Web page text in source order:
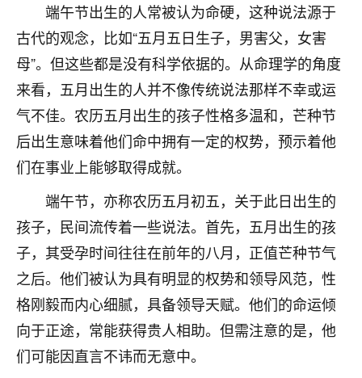
端午节出生的人常被认为命硬，这种说法源于
古代的观念，比如“五月五日生子，男害父，女害
母”。但这些都是没有科学依据的。从命理学的角度
来看，五月出生的人并不像传统说法那样不幸或运
气不佳。农历五月出生的孩子性格多温和，芒种节
后出生意味着他们命中拥有一定的权势，预示着他
们在事业上能够取得成就。
端午节，亦称农历五月初五，关于此日出生的
孩子，民间流传着一些说法。首先，五月出生的孩
子，其受孕时间往往在前年的八月，正值芒种节气
之后。他们被认为具有明显的权势和领导风范，性
格刚毅而内心细腻，具备领导天赋。他们的命运倾
向于正途，常能获得贵人相助。但需注意的是，他
们可能因直言不讳而无意中。
是我从找店开始都是找慧来老师跟进的，选
址、风水、还有开业日子，哪哪都看了，虽然
大环境不好，但是我家生意还可以，前几天又
刚找老师做了补财库，希望财运更好一点！
2小时前 来自海南 18
梦醒时分
我女儿高二叛逆，大半年不上学，一说她就要死要活
的，把我们两口子愁的不行，朋友给我推荐的慧来老
师，一开始我是病急乱投医，这半年来，法事一个个
做完，我女儿跟变了个人一样，不期望她能考多好的
大学，只要能安安稳稳的把书读了，身体心理都健健
康康的我就很知足了！
鹿森：可怜天下父母心啊！
3小时前 来自河北 16